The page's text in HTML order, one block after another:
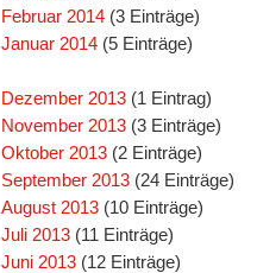
Februar 2014 (3 Einträge)
Januar 2014 (5 Einträge)
Dezember 2013 (1 Eintrag)
November 2013 (3 Einträge)
Oktober 2013 (2 Einträge)
September 2013 (24 Einträge)
August 2013 (10 Einträge)
Juli 2013 (11 Einträge)
Juni 2013 (12 Einträge)